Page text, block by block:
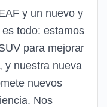
y un nuevo y
todo: estamos
para mejorar
y nuestra nueva
nuevos
Nos